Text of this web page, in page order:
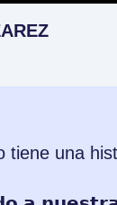
tiene una